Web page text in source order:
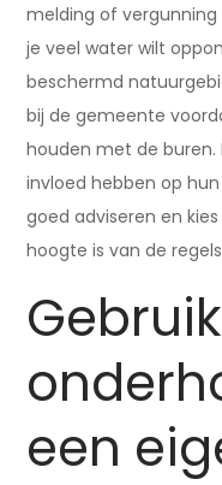
melding of vergunning
je veel water wilt
beschermd
bij de gemeente
houden met de buren.
invloed hebben op
goed adviseren en
hoogte is van de
een